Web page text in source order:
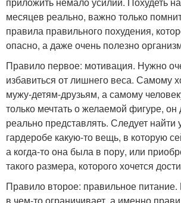
месяцев реально, важно только
правила правильного похудения,
опасно, а даже очень полезно
Правило первое: мотивация. Нужно
избавиться от лишнего веса. Самому
мужу-детям-друзьям, а самому
только мечтать о желаемой фигуре,
реально представлять. Следует найти
гардеробе какую-то вещь, в которую
а когда-то она была в пору, или
такого размера, которого хочется
Правило второе: правильное питание.
в чем-то ограничивает, а именно